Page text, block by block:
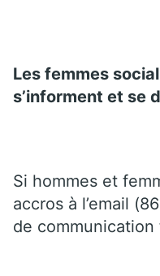
Les femmes
s’informent et se
Si hommes et
accros à l’email
de